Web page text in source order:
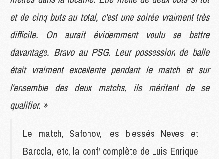
et de cinq buts au total, c'est une soirée vraiment très
difficile. On aurait évidemment voulu se battre
davantage. Bravo au PSG. Leur possession de balle
était vraiment excellente pendant le match et sur
l'ensemble des deux matchs, ils méritent de se
qualifier. »
Le match, Safonov, les blessés Neves et
Barcola, etc, la conf' complète de Luis Enrique